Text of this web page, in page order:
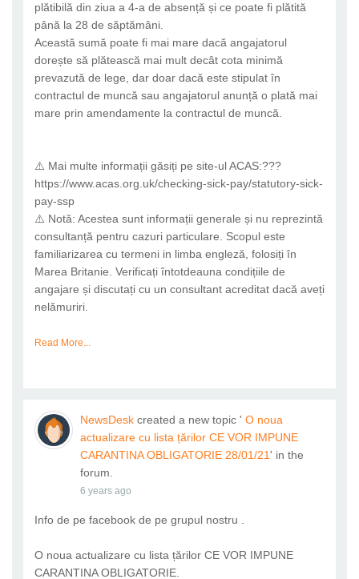
plătibilă din ziua a 4-a de absență și ce poate fi plătită
până la 28 de săptămâni.
Această sumă poate fi mai mare dacă angajatorul
dorește să plătească mai mult decât cota minimă
prevazută de lege, dar doar dacă este stipulat în
contractul de muncă sau angajatorul anunță o plată mai
mare prin amendamente la contractul de muncă.
⚠️ Mai multe informații găsiți pe site-ul ACAS:???
https://www.acas.org.uk/checking-sick-pay/statutory-sick-
pay-ssp
⚠️ Notă: Acestea sunt informații generale și nu reprezintă
consultanță pentru cazuri particulare. Scopul este
familiarizarea cu termeni in limba engleză, folosiți în
Marea Britanie. Verificați întotdeauna condițiile de
angajare și discutați cu un consultant acreditat dacă aveți
nelămuriri.
Read More...
NewsDeskcreated a new topic ' O noua
actualizare cu lista țărilor CE VOR IMPUNE
CARANTINA OBLIGATORIE 28/01/21' in the
forum.
6 years ago
Info de pe facebook de pe grupul nostru .
O noua actualizare cu lista țărilor CE VOR IMPUNE
CARANTINA OBLIGATORIE.